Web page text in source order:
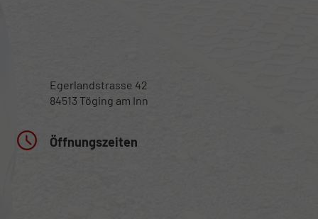
Egerlandstrasse 42
84513 Töging am Inn
Öffnungszeiten